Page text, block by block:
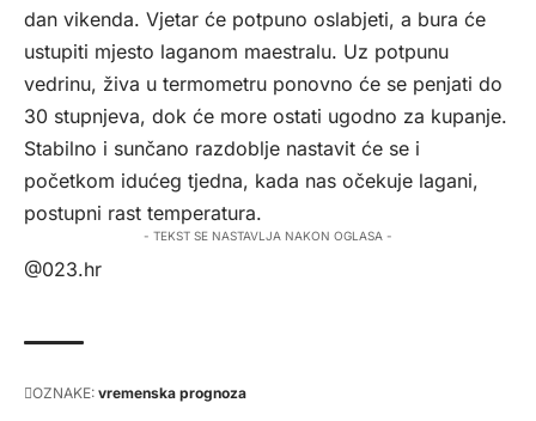
dan vikenda. Vjetar će potpuno oslabjeti, a bura će
ustupiti mjesto laganom maestralu. Uz potpunu
vedrinu, živa u termometru ponovno će se penjati do
30 stupnjeva, dok će more ostati ugodno za kupanje.
Stabilno i sunčano razdoblje nastavit će se i
početkom idućeg tjedna, kada nas očekuje lagani,
postupni rast temperatura.
- TEKST SE NASTAVLJA NAKON OGLASA -
@023.hr
OZNAKE: vremenska prognoza